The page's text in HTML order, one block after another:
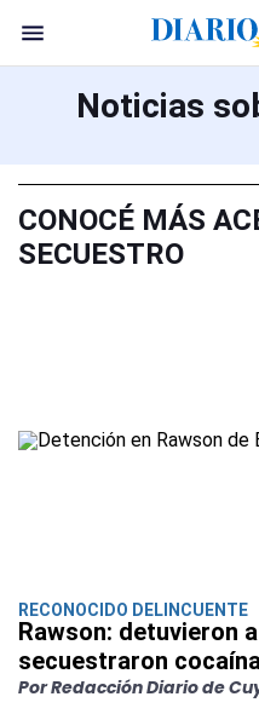
Noticias
CONOCÉ MÁS
SECUESTRO
RECONOCIDO DELINCUENTE
Rawson: detuvieron
secuestraron
Por Redacción Diario de